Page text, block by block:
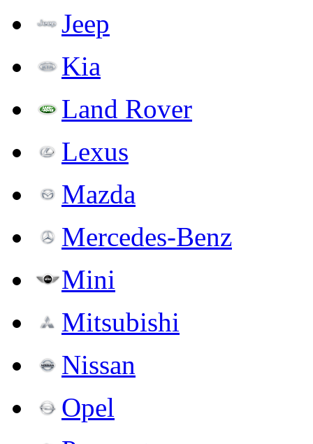
Jeep
Kia
Land Rover
Lexus
Mazda
Mercedes-Benz
Mini
Mitsubishi
Nissan
Opel